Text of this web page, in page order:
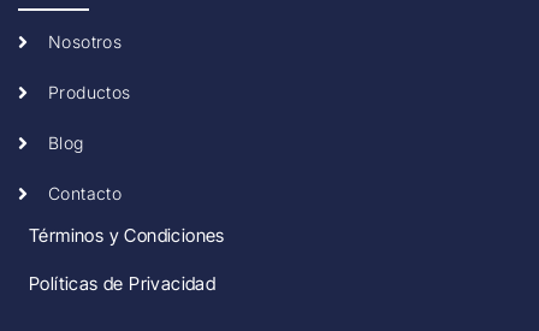
Nosotros
Productos
Blog
Contacto
Términos y Condiciones
Políticas de Privacidad